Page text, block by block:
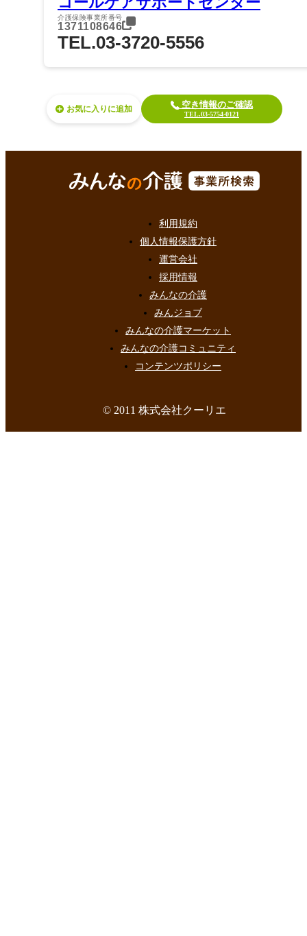
介護保険事業所番号
1371108646
TEL.03-3720-5556
お気に入り 空き情報のご確認
TEL.03-5754-0121
利用規約
個人情報保護方針
運営会社
採用情報
みんなの介護
みんジョブ
みんなの介護マーケット
みんなの介護コミュニティ
コンテンツポリシー
© 2011 株式会社クーリエ